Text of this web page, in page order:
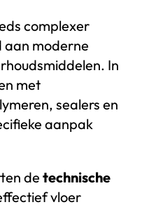
complexer
aan moderne
In
met
sealers en
aanpak
de technische
vloer